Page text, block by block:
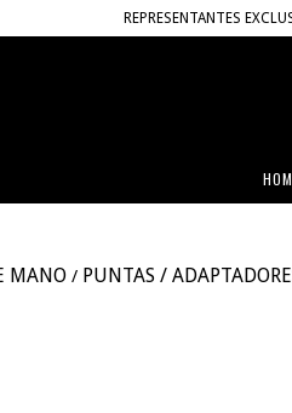
REPRESENTANTES
MANO / PUNTAS /